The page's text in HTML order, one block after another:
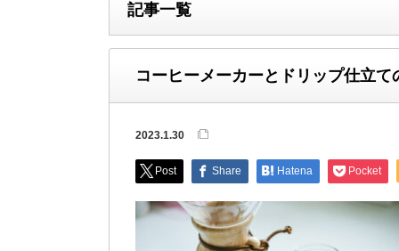
記事一覧
コーヒーメーカーとドリップ仕立て
2023.1.30
Post Share Hatena Pocket